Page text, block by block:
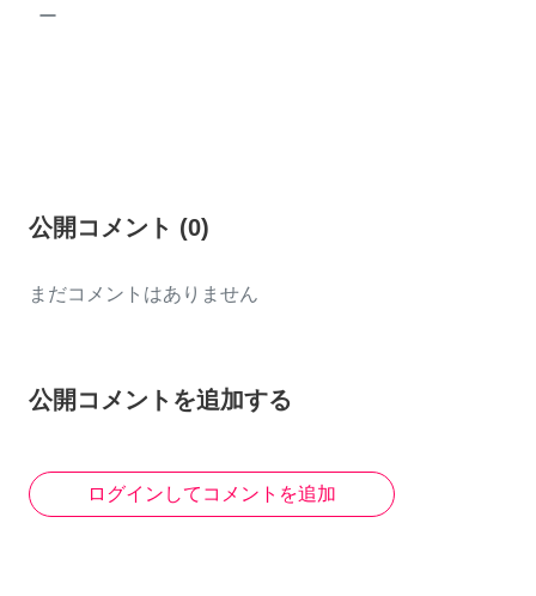
ー
公開コメント (0)
まだコメントはありません
公開コメントを追加する
ログインしてコメントを追加